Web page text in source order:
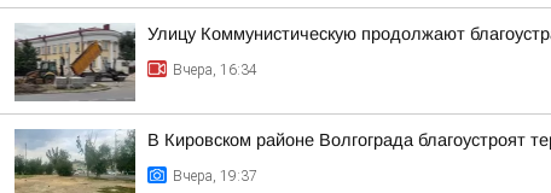
Улицу Коммунистическую продолжают
Вчера, 16:34
В Кировском районе Волгограда благоустроят
Вчера, 19:37